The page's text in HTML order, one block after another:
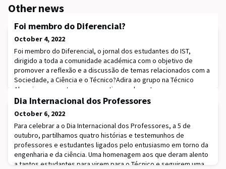
Other news
Foi membro do Diferencial?
October 4, 2022
Foi membro do Diferencial, o jornal dos estudantes do IST,
dirigido a toda a comunidade académica com o objetivo de
promover a reflexão e a discussão de temas relacionados com a
Sociedade, a Ciência e o Técnico?Adira ao grupo na Técnico
Alumni e reencontre os seus antigos colegas!
Dia Internacional dos Professores
October 6, 2022
Para celebrar a o Dia Internacional dos Professores, a 5 de
outubro, partilhamos quatro histórias e testemunhos de
professores e estudantes ligados pelo entusiasmo em torno da
engenharia e da ciência. Uma homenagem aos que deram alento
a tantos estudantes para virem para o Técnico e seguirem uma